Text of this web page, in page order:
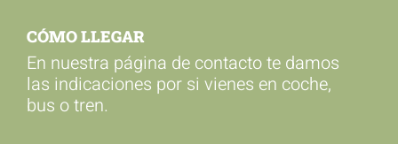
CÓMO LLEGAR
En nuestra página de contacto te damos
las indicaciones por si vienes en coche,
bus o tren.